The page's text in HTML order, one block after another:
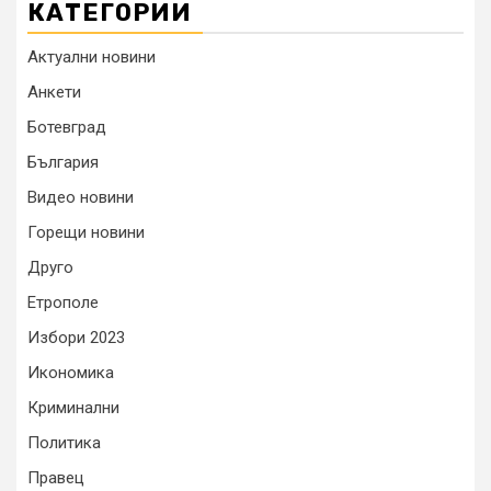
КАТЕГОРИИ
Актуални новини
Анкети
Ботевград
България
Видео новини
Горещи новини
Друго
Етрополе
Избори 2023
Икономика
Криминални
Политика
Правец